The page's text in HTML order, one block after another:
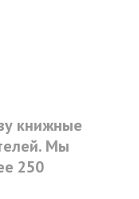
книжные
Мы
250